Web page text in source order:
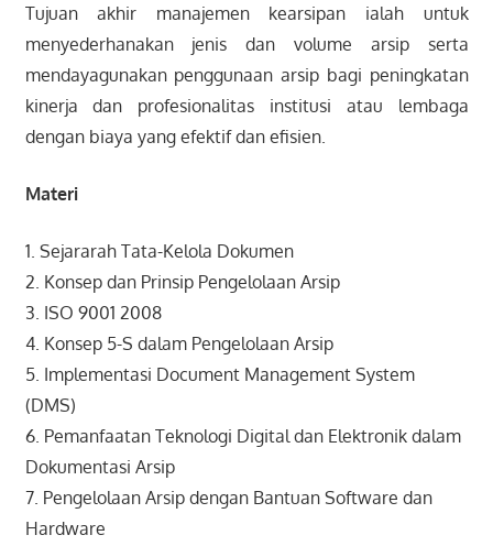
Tujuan akhir manajemen kearsipan ialah untuk
menyederhanakan jenis dan volume arsip serta
mendayagunakan penggunaan arsip bagi peningkatan
kinerja dan profesionalitas institusi atau lembaga
dengan biaya yang efektif dan efisien.
Materi
1. Sejararah Tata-Kelola Dokumen
2. Konsep dan Prinsip Pengelolaan Arsip
3. ISO 9001 2008
4. Konsep 5-S dalam Pengelolaan Arsip
5. Implementasi Document Management System
(DMS)
6. Pemanfaatan Teknologi Digital dan Elektronik dalam
Dokumentasi Arsip
7. Pengelolaan Arsip dengan Bantuan Software dan
Hardware